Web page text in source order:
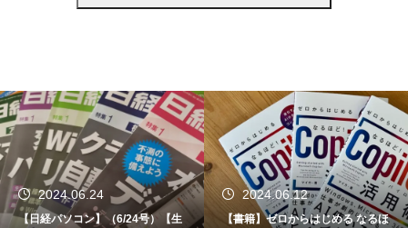
2024.06.24
【日経パソコン】（6/24号）【生
2024.06.12
【書籍】ゼロからはじめる なるほ